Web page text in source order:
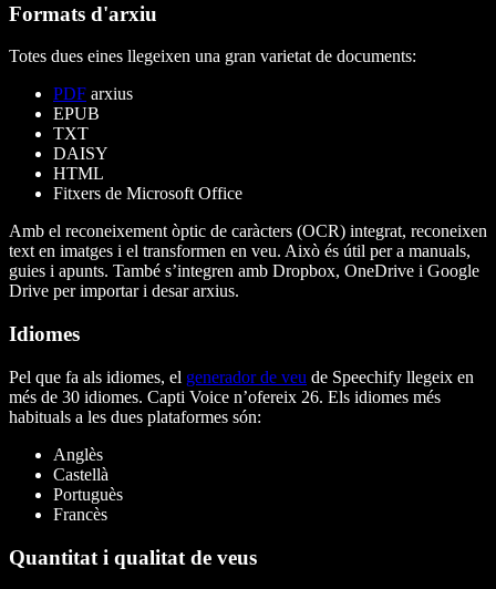
Formats d'arxiu
Totes dues eines llegeixen una gran varietat de documents:
PDF arxius
EPUB
TXT
DAISY
HTML
Fitxers de Microsoft Office
Amb el reconeixement òptic de caràcters (OCR) integrat, reconeixen
text en imatges i el transformen en veu. Això és útil per a manuals,
guies i apunts. També s’integren amb Dropbox, OneDrive i Google
Drive per importar i desar arxius.
Idiomes
Pel que fa als idiomes, el generador de veu de Speechify llegeix en
més de 30 idiomes. Capti Voice n’ofereix 26. Els idiomes més
habituals a les dues plataformes són:
Anglès
Castellà
Portuguès
Francès
Quantitat i qualitat de veus